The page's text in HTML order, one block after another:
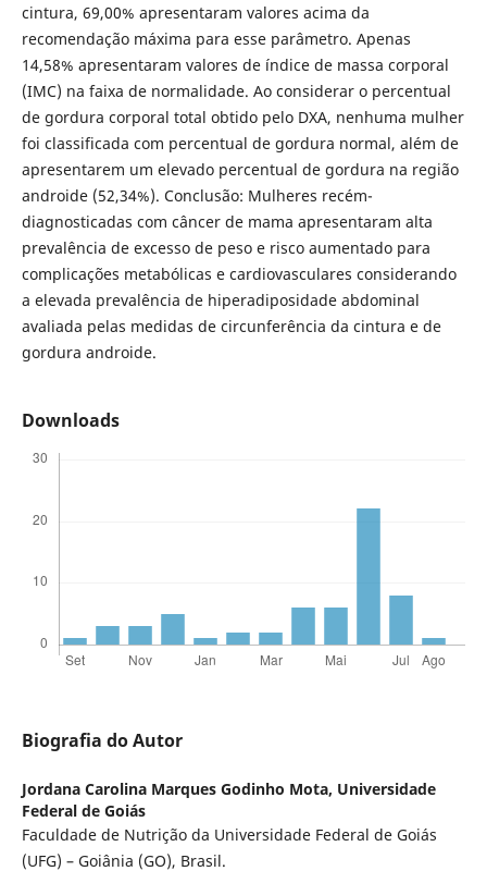
cintura, 69,00% apresentaram valores acima da
recomendação máxima para esse parâmetro. Apenas
14,58% apresentaram valores de índice de massa corporal
(IMC) na faixa de normalidade. Ao considerar o percentual
de gordura corporal total obtido pelo DXA, nenhuma mulher
foi classificada com percentual de gordura normal, além de
apresentarem um elevado percentual de gordura na região
androide (52,34%). Conclusão: Mulheres recém-
diagnosticadas com câncer de mama apresentaram alta
prevalência de excesso de peso e risco aumentado para
complicações metabólicas e cardiovasculares considerando
a elevada prevalência de hiperadiposidade abdominal
avaliada pelas medidas de circunferência da cintura e de
gordura androide.
Downloads
Biografia do Autor
Jordana Carolina Marques Godinho Mota, Universidade
Federal de Goiás
Faculdade de Nutrição da Universidade Federal de Goiás
(UFG) – Goiânia (GO), Brasil.